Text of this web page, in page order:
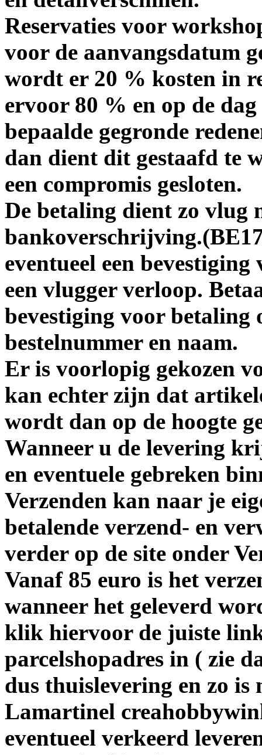
Reservaties voor
voor de aanvangsdatum
wordt er 20 % kosten in
ervoor 80 % en op de
bepaalde gegronde
dan dient dit gestaafd te
een compromis gesloten.
De betaling dient zo vlug
eventueel een
een vlugger verloop.
bevestiging voor betaling
bestelnummer en naam.
Er is voorlopig gekozen
kan echter zijn dat
wordt dan op de hoogte
Wanneer u de levering
en eventuele gebreken
Verzenden kan naar je
betalende verzend- en
verder op de site onder
Vanaf 85 euro is het
wanneer het geleverd
klik hiervoor de juiste
parcelshopadres in ( zie
dus thuislevering en zo is
Lamartinel
eventueel verkeerd